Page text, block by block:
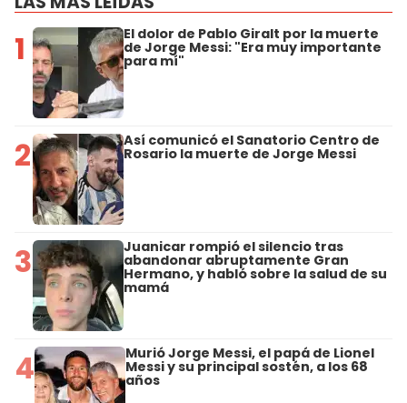
1 El dolor de Pablo Giralt por la muerte
de Jorge Messi: "Era muy importante
para mí"
2 Así comunicó el Sanatorio Centro de
Rosario la muerte de Jorge Messi
3 Juanicar rompió el silencio tras
abandonar abruptamente Gran
Hermano, y habló sobre la salud de su
mamá
4 Murió Jorge Messi, el papá de Lionel
Messi y su principal sostén, a los 68
años